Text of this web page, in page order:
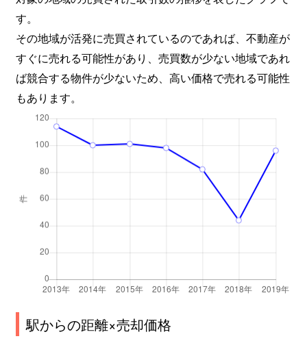
住吉学区
住吉学区
350万円
伏見(京都)
住吉学区
住吉学区
4,300万円
伏見(京都)
住吉学区
伏見(京都)
住吉学区
住吉学区
住吉学区
4,200万円
伏見(京都)
南浜学区
1,500万円
す。
その地域が活発に売買されているのであれば、不動産が
すぐに売れる可能性があり、売買数が少ない地域であれ
ば競合する物件が少ないため、高い価格で売れる可能性
もあります。
駅からの距離×売却価格